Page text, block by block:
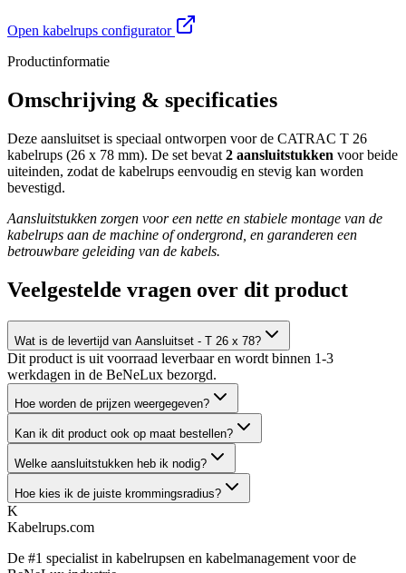
Open kabelrups configurator
Productinformatie
Omschrijving & specificaties
Deze aansluitset is speciaal ontworpen voor de CATRAC T 26
kabelrups (26 x 78 mm). De set bevat 2 aansluitstukken voor beide
uiteinden, zodat de kabelrups eenvoudig en stevig kan worden
bevestigd.
Aansluitstukken zorgen voor een nette en stabiele montage van de
kabelrups aan de machine of ondergrond, en garanderen een
betrouwbare geleiding van de kabels.
Veelgestelde vragen over dit product
Wat is de levertijd van Aansluitset - T 26 x 78?
Dit product is uit voorraad leverbaar en wordt binnen 1-3
werkdagen in de BeNeLux bezorgd.
Hoe worden de prijzen weergegeven?
Kan ik dit product ook op maat bestellen?
Welke aansluitstukken heb ik nodig?
Hoe kies ik de juiste krommingsradius?
K
Kabelrups.com
De #1 specialist in kabelrupsen en kabelmanagement voor de